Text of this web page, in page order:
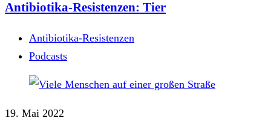
Antibiotika-Resistenzen: Tier
Antibiotika-Resistenzen
Podcasts
19. Mai 2022